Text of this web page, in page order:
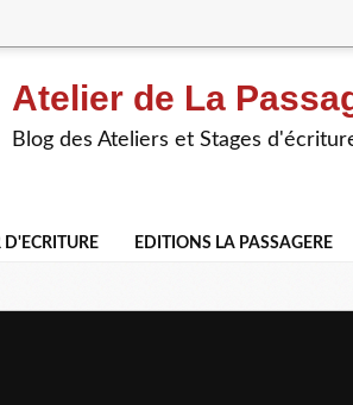
Atelier de La
Blog des Ateliers et Stages
D'ECRITURE EDITIONS LA PASSAGERE